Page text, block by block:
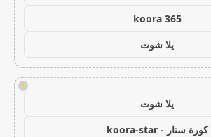
koora 365
يلا شوت
!
يلا شوت
كورة ستار - koora-star